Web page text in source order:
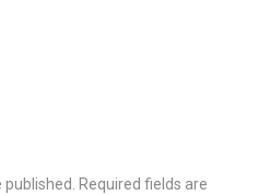
published. Required fields are